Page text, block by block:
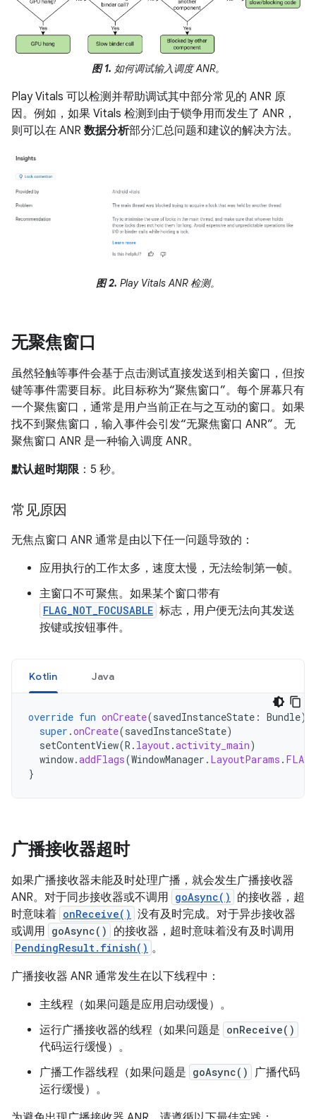
图 1. 如何调试输入调度 ANR。
Play Vitals 可以检测并帮助调试其中部分常见的 ANR 原
因。例如，如果 Vitals 检测到由于锁争用而发生了 ANR，
则可以在 ANR 数据分析部分汇总问题和建议的解决方法。
图 2. Play Vitals ANR 检测。
无聚焦窗口
虽然轻触等事件会基于点击测试直接发送到相关窗口，但按
键等事件需要目标。此目标称为“聚焦窗口”。每个屏幕只有
一个聚焦窗口，通常是用户当前正在与之互动的窗口。如果
找不到聚焦窗口，输入事件会引发“无聚焦窗口 ANR”。无
聚焦窗口 ANR 是一种输入调度 ANR。
默认超时期限 ：5 秒。
常见原因
无焦点窗口 ANR 通常是由以下任一问题导致的：
应用执行的工作太多，速度太慢，无法绘制第一帧。
主窗口不可聚焦。如果某个窗口带有
FLAG_NOT_FOCUSABLE 标志，用户便无法向其发送
按键或按钮事件。
Kotlin Java
override fun onCreate(savedInstanceState : Bundle)
super .onCreate(savedInstanceState)
setContentView(R . layout.activity_main)
window.addFlags(WindowManager . LayoutParams .
}
广播接收器超时
如果广播接收器未能及时处理广播，就会发生广播接收器
ANR。对于同步接收器或不调用 goAsync()
的接收器，超
时意味着 onReceive() 没有及时完成。对于异步接收器
或调用 goAsync() 的接收器，超时意味着没有及时调用
PendingResult.finish() 。
广播接收器 ANR 通常发生在以下线程中：
主线程（如果问题是应用启动缓慢）。
运行广播接收器的线程（如果问题是 onReceive()
代码运行缓慢）。
广播工作器线程（如果问题是 goAsync()
广播代码
运行缓慢）。